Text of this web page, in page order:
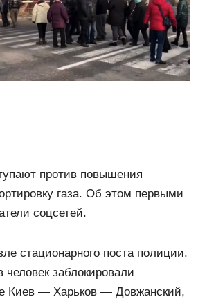
против повышения
газа. Об этом первыми
соцсетей.
стационарного поста полиции.
человек заблокировали
Киев — Харьков — Довжанский,